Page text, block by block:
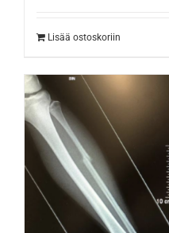
Lisää ostoskoriin